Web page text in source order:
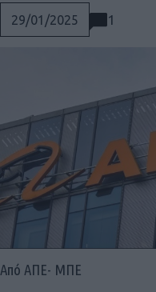
29/01/2025 1
Από ΑΠΕ- ΜΠΕ